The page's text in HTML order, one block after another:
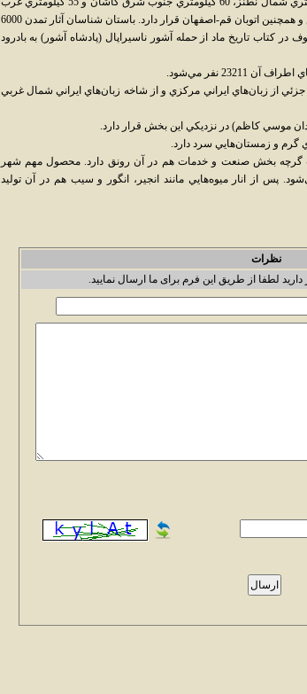
اردستان در کنار شاهراه ترانزيت تهران - بندرعبارس و همچنين اتوبان قم-اصفهان قرار دارد. باستان شناسان آثار تمدن 6000
در کتاب تاريخ ماد از حمله آشور ناسيراپال (پادشاه آشور) به بادرود
از زبان‌هاي ايراني مرکزي و از شاخه زبان‌هاي ايراني شمال غربي
موسي کاظم) در نزديکي اين بخش قرار دارد.
گرم و زمستان‌هايي سرد دارد.
گرچه بخش صنعت و خدمات هم در آن رونق دارد. محصول مهم شهر
پس از انار ميوه‌هايي مانند انجير، انگور و سيب هم در آن توليد
نظرات
لطفا از طریق این فرم برای ما ارسال نمایید.